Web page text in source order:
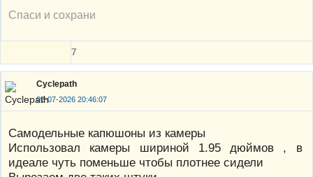
Спаси и сохрани
7
Cyclepath
02-07-2026 20:46:07
Самодельные капюшоны из камеры
Использовал камеры шириной 1.95 дюймов , в
идеале чуть поменьше чтобы плотнее сидели